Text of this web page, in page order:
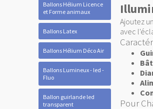
Ballons Hélium Licence
et Forme animaux
Ballons Latex
Ballons Hélium Déco Air
Ballons Lumineux - led -
Fluo
Ballon guirlande led
transparent
Ajoutez
avec
Pour